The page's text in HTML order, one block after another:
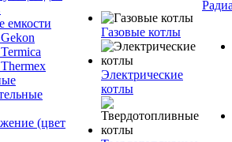
емкости
(цвет
Газовые котлы
Электрические
котлы